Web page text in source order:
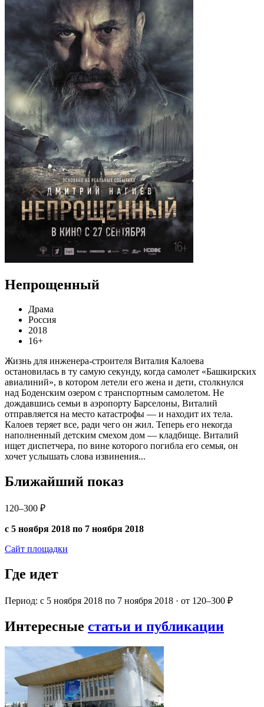
Непрощенный
Драма
Россия
2018
16+
Жизнь для инженера-строителя Виталия Калоева
остановилась в ту самую секунду, когда самолет «Башкирских
авиалиний», в котором летели его жена и дети, столкнулся
над Боденским озером с транспортным самолетом. Не
дождавшись семьи в аэропорту Барселоны, Виталий
отправляется на место катастрофы — и находит их тела.
Калоев теряет все, ради чего он жил. Теперь его некогда
наполненный детским смехом дом — кладбище. Виталий
ищет диспетчера, по вине которого погибла его семья, он
хочет услышать слова извинения...
Ближайший показ
120–300 ₽
с 5 ноября 2018 по 7 ноября 2018
Сайт площадки
Где идет
Период: с 5 ноября 2018 по 7 ноября 2018 · от 120–300 ₽
Интересные статьи и публикации